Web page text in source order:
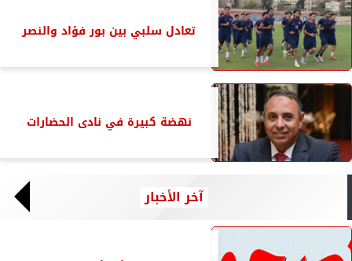
تعادل سلبي بين بور فؤاد والنصر
نهضة كبيرة في نادى الحضارات
آخر الأخبار